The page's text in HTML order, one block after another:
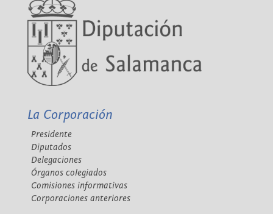
La Corporación
Presidente
Diputados
Delegaciones
Órganos colegiados
Comisiones informativas
Corporaciones anteriores